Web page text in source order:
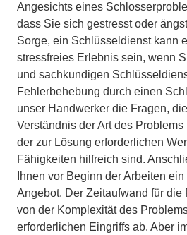
Angesichts eines
dass Sie sich gestresst oder
Sorge, ein Schlüsseldienst kann
stressfreies Erlebnis sein, wenn
und sachkundigen
Fehlerbehebung durch einen
unser Handwerker die Fragen,
Verständnis der Art des
der zur Lösung erforderlichen
Fähigkeiten hilfreich sind.
Ihnen vor Beginn der Arbeiten
Angebot. Der Zeitaufwand für
von der Komplexität des
erforderlichen Eingriffs ab. Aber